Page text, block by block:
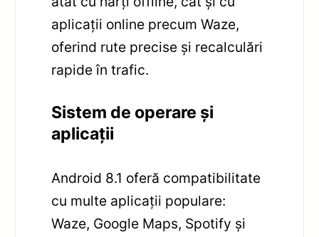
aplicații online precum Waze,
oferind rute precise și recalculări
rapide în trafic.
Sistem de operare și
aplicații
Android 8.1 oferă compatibilitate
cu multe aplicații populare:
Waze, Google Maps, Spotify și